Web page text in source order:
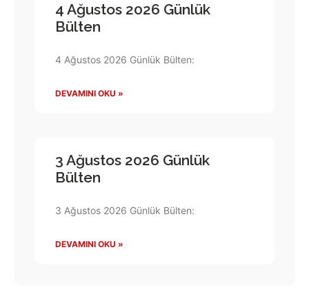
4 Ağustos 2026 Günlük
Bülten
4 Ağustos 2026 Günlük Bülten:
DEVAMINI OKU »
3 Ağustos 2026 Günlük
Bülten
3 Ağustos 2026 Günlük Bülten:
DEVAMINI OKU »